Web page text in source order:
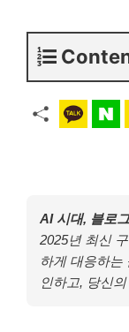
AI 시대, 블로
2025년 최신
하게 대응하는
인하고, 당신